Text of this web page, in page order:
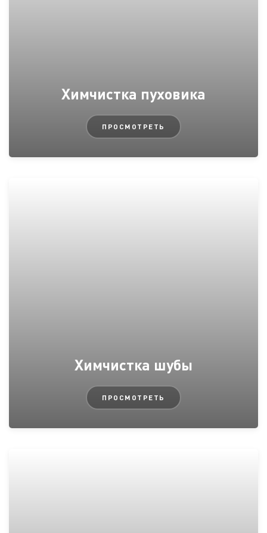
Химчистка пуховика
ПРОСМОТРЕТЬ
Химчистка шубы
ПРОСМОТРЕТЬ